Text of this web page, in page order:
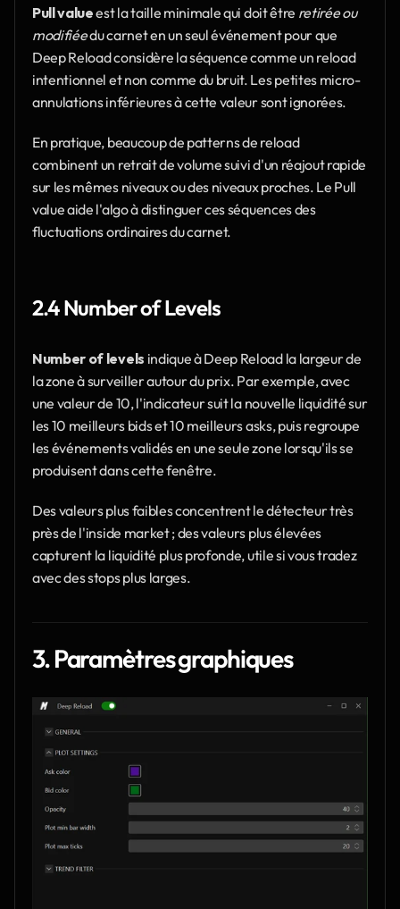
Pull value est la taille minimale qui doit être retirée ou
modifiée du carnet en un seul événement pour que
Deep Reload considère la séquence comme un reload
intentionnel et non comme du bruit. Les petites micro-
annulations inférieures à cette valeur sont ignorées.
En pratique, beaucoup de patterns de reload
combinent un retrait de volume suivi d'un réajout rapide
sur les mêmes niveaux ou des niveaux proches. Le Pull
value aide l'algo à distinguer ces séquences des
fluctuations ordinaires du carnet.
2.4 Number of Levels
Number of levels indique à Deep Reload la largeur de
la zone à surveiller autour du prix. Par exemple, avec
une valeur de 10, l'indicateur suit la nouvelle liquidité sur
les 10 meilleurs bids et 10 meilleurs asks, puis regroupe
les événements validés en une seule zone lorsqu'ils se
produisent dans cette fenêtre.
Des valeurs plus faibles concentrent le détecteur très
près de l'inside market ; des valeurs plus élevées
capturent la liquidité plus profonde, utile si vous tradez
avec des stops plus larges.
3. Paramètres graphiques